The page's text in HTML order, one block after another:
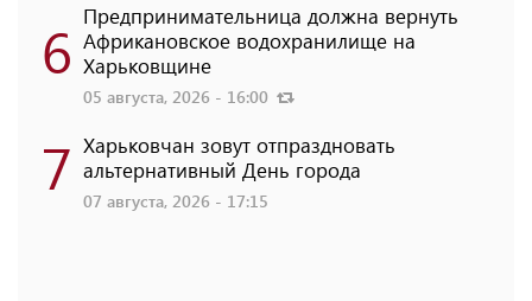
6 Предпринимательница должна вернуть
Африкановское водохранилище на
Харьковщине
05 августа, 2026 - 16:00
7 Харьковчан зовут отпраздновать
альтернативный День города
07 августа, 2026 - 17:15